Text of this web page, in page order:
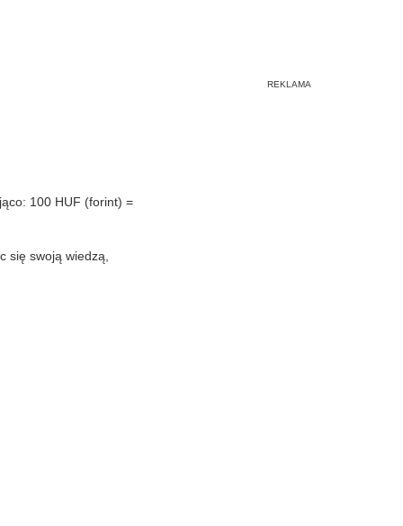
100 HUF (forint) =
się swoją wiedzą,